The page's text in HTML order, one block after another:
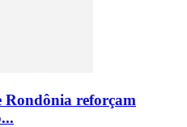
reforçam